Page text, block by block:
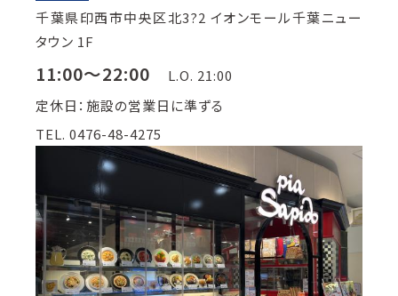
千葉県印西市中央区北3?2 イオンモール千葉ニュー
タウン 1F
11:00～22:00
L.O. 21:00
定休日：施設の営業日に準ずる
TEL. 0476-48-4275